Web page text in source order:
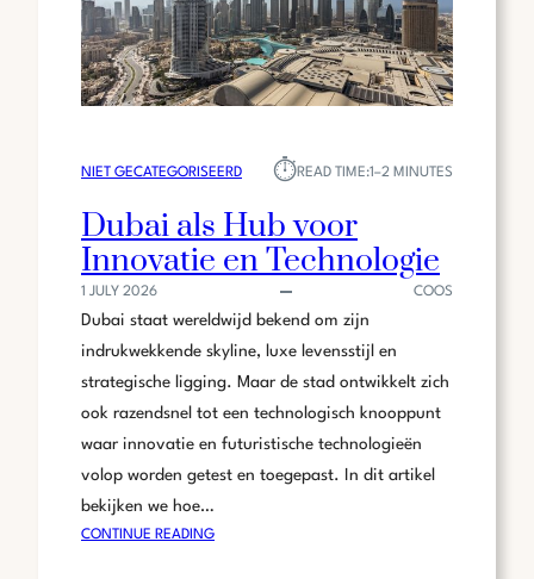
NIET GECATEGORISEERD ⏱︎READ TIME:1–2 MINUTES
Dubai als Hub voor
Innovatie en Technologie
1 JULY 2026 COOS
Dubai staat wereldwijd bekend om zijn
indrukwekkende skyline, luxe levensstijl en
strategische ligging. Maar de stad ontwikkelt zich
ook razendsnel tot een technologisch knooppunt
waar innovatie en futuristische technologieën
volop worden getest en toegepast. In dit artikel
bekijken we hoe…
CONTINUE READING: